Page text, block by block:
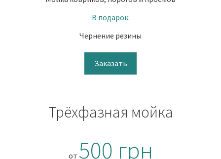
В подарок:
Чернение резины
Заказать
Трёхфазная мойка
от 500 грн